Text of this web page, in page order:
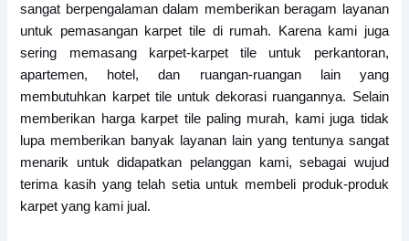
sangat berpengalaman dalam memberikan beragam layanan
untuk pemasangan karpet tile di rumah. Karena kami juga
sering memasang karpet-karpet tile untuk perkantoran,
apartemen, hotel, dan ruangan-ruangan lain yang
membutuhkan karpet tile untuk dekorasi ruangannya. Selain
memberikan harga karpet tile paling murah, kami juga tidak
lupa memberikan banyak layanan lain yang tentunya sangat
menarik untuk didapatkan pelanggan kami, sebagai wujud
terima kasih yang telah setia untuk membeli produk-produk
karpet yang kami jual.